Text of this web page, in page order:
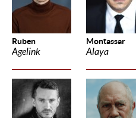
Ruben
Agelink
Montassar
Alaya